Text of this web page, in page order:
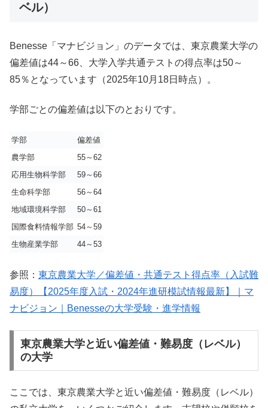
ベル）
Benesse「マナビジョン」のデータでは、東京農業大学の
偏差値は44～66、大学入学共通テストの得点率は50～
85％となっています（2025年10月18日時点）。
学部ごとの偏差値は以下のとおりです。
学部
偏差値
農学部
55～62
応用生物科学部
59～66
生命科学部
56～64
地域環境科学部
50～61
国際食料情報学部 54～59
生物産業学部
44～53
参照： 東京農業大学／偏差値・共通テスト得点率（入試難
易度）【2025年度入試・2024年進研模試情報最新】｜マ
ナビジョン｜Benesseの大学受験・進学情報
東京農業大学と近い偏差値・難易度（レベル）
の大学
ここでは、東京農業大学と近い偏差値・難易度（レベル）